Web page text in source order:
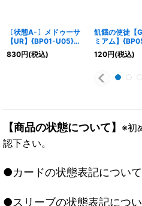
〔状態A-〕メドゥーサ
【UR】{BP01-U05}
《ナイトメア》
830円(税込)
飢餓の使徒【
ミアム】
《ニュートラル
120円(税込)
【商品の状態について】 ※初
認下さい。
●カードの状態表記につい
●スリーブの状態表記につ